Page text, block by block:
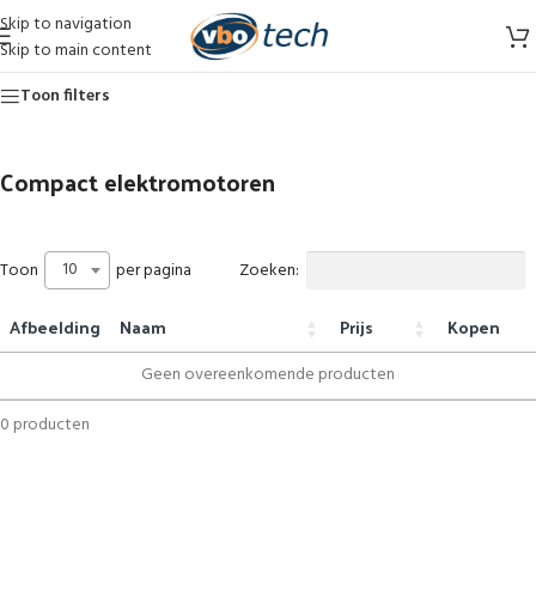
Skip to navigation
Skip to main content
Toon filters
Compact elektromotoren
Toon 10 per pagina Zoeken:
Afbeelding Naam Prijs Kopen
Geen overeenkomende producten
0 producten